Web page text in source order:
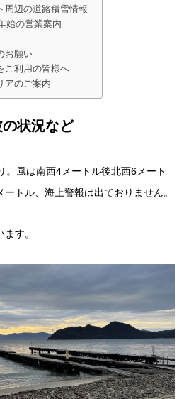
辺の道路積雪情報
始の営業案内
お願い
ご利用の皆様へ
アのご案内
状況など
。風は南西4メートル後北西6メート
トル、海上警報は出ておりません。
す。